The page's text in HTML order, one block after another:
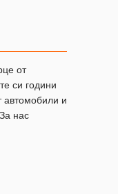
от
си години
автомобили и
нас